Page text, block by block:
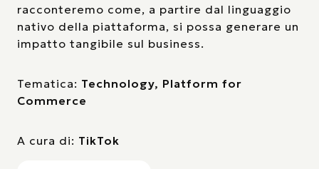
racconteremo come, a partire dal linguaggio
nativo della piattaforma, si possa generare un
impatto tangibile sul business.
Tematica: Technology, Platform for
Commerce
A cura di: TikTok